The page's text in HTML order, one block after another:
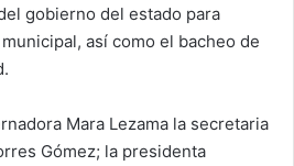
gobierno del estado para
así como el bacheo de
Mara Lezama la secretaria
Gómez; la presidenta